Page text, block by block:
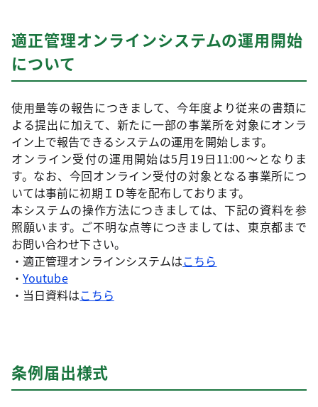
適正管理オンラインシステムの運用開始
について
使用量等の報告につきまして、今年度より従来の書類に
よる提出に加えて、新たに一部の事業所を対象にオンラ
イン上で報告できるシステムの運用を開始します。
オンライン受付の運用開始は5月19日11:00～となりま
す。なお、今回オンライン受付の対象となる事業所につ
いては事前に初期ＩＤ等を配布しております。
本システムの操作方法につきましては、下記の資料を参
照願います。 ご不明な点等につきましては、東京都まで
お問い合わせ下さい。
・適正管理オンラインシステムはこちら
・Youtube
・当日資料はこちら
条例届出様式